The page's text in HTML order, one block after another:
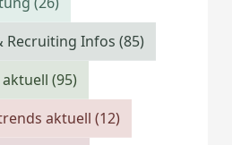
Recruiting Infos(85)
aktuell(95)
aktuell(12)